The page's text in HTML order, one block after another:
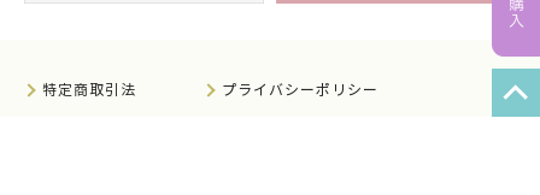
特定商取引法 プライバシーポリシー